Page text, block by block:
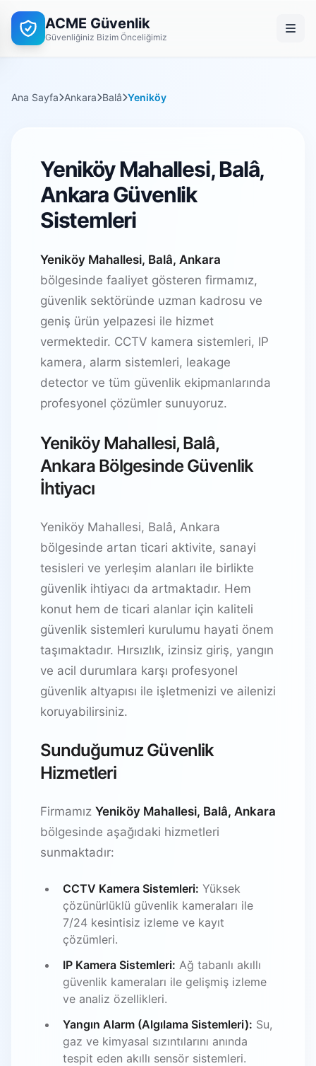
ACME Güvenlik
Güvenliğiniz Bizim Önceliğimiz
Ana Sayfa Ankara Balâ Yeniköy
Yeniköy Mahallesi, Balâ,
Ankara Güvenlik
Sistemleri
Yeniköy Mahallesi, Balâ, Ankara
bölgesinde faaliyet gösteren firmamız,
güvenlik sektöründe uzman kadrosu ve
geniş ürün yelpazesi ile hizmet
vermektedir. CCTV kamera sistemleri, IP
kamera, alarm sistemleri, leakage
detector ve tüm güvenlik ekipmanlarında
profesyonel çözümler sunuyoruz.
Yeniköy Mahallesi, Balâ,
Ankara Bölgesinde Güvenlik
İhtiyacı
Yeniköy Mahallesi, Balâ, Ankara
bölgesinde artan ticari aktivite, sanayi
tesisleri ve yerleşim alanları ile birlikte
güvenlik ihtiyacı da artmaktadır. Hem
konut hem de ticari alanlar için kaliteli
güvenlik sistemleri kurulumu hayati önem
taşımaktadır. Hırsızlık, izinsiz giriş, yangın
ve acil durumlara karşı profesyonel
güvenlik altyapısı ile işletmenizi ve ailenizi
koruyabilirsiniz.
Sunduğumuz Güvenlik
Hizmetleri
Firmamız Yeniköy Mahallesi, Balâ, Ankara
bölgesinde aşağıdaki hizmetleri
sunmaktadır:
CCTV Kamera Sistemleri: Yüksek
çözünürlüklü güvenlik kameraları ile
7/24 kesintisiz izleme ve kayıt
çözümleri.
IP Kamera Sistemleri: Ağ tabanlı akıllı
güvenlik kameraları ile gelişmiş izleme
ve analiz özellikleri.
Yangın Alarm (Algılama Sistemleri): Su,
gaz ve kimyasal sızıntılarını anında
tespit eden akıllı sensör sistemleri.